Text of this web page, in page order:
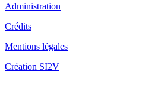
Administration
Crédits
Mentions légales
Création SI2V